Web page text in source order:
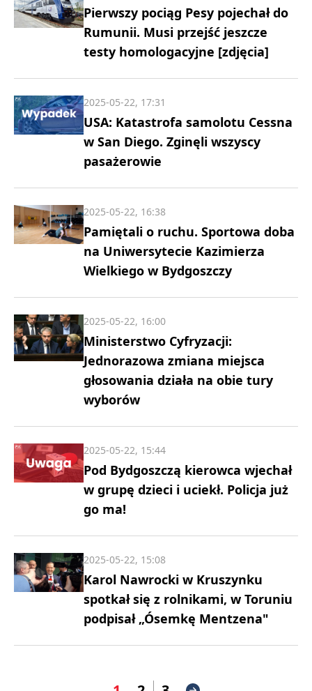
Pierwszy pociąg Pesy pojechał do
Rumunii. Musi przejść jeszcze
testy homologacyjne [zdjęcia]
USA: Katastrofa samolotu Cessna
w San Diego. Zginęli wszyscy
pasażerowie
2025-05-22, 17:31
Pamiętali o ruchu. Sportowa doba
na Uniwersytecie Kazimierza
Wielkiego w Bydgoszczy
2025-05-22, 16:38
Ministerstwo Cyfryzacji:
Jednorazowa zmiana miejsca
głosowania działa na obie tury
wyborów
2025-05-22, 16:00
Pod Bydgoszczą kierowca wjechał
w grupę dzieci i uciekł. Policja już
go ma!
2025-05-22, 15:44
Karol Nawrocki w Kruszynku
spotkał się z rolnikami, w Toruniu
podpisał „Ósemkę Mentzena"
2025-05-22, 15:08